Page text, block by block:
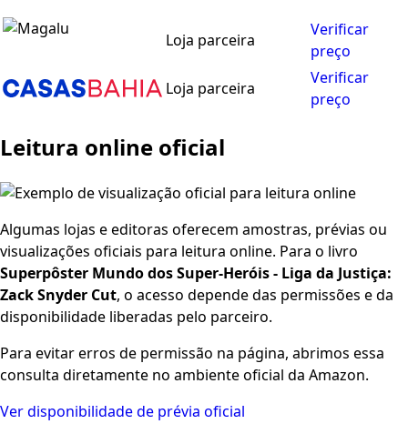
Loja parceira
Verificar
preço
Loja parceira
Verificar
preço
Leitura online oficial
Algumas lojas e editoras oferecem amostras, prévias ou
visualizações oficiais para leitura online. Para o livro
Superpôster Mundo dos Super-Heróis - Liga da Justiça:
Zack Snyder Cut, o acesso depende das permissões e da
disponibilidade liberadas pelo parceiro.
Para evitar erros de permissão na página, abrimos essa
consulta diretamente no ambiente oficial da Amazon.
Ver disponibilidade de prévia oficial